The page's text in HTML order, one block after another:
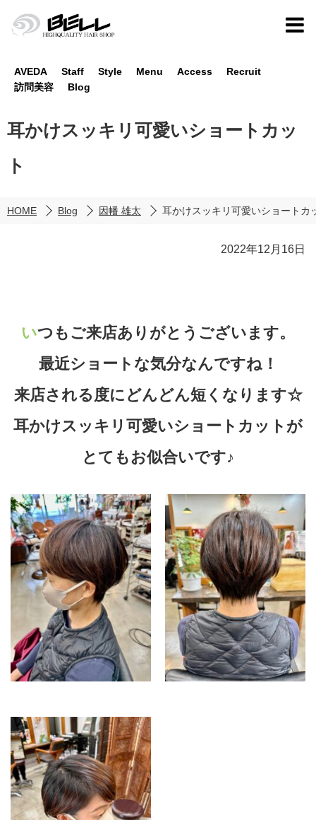
AVEDA Staff Style Menu Access
Recruit
訪問美容
Blog
耳かけスッキリ可愛いショートカッ
ト
HOME Blog 因幡 雄太 耳かけスッキリ可愛いショートカ
2022年12月16日
いつもご来店ありがとうございます。
最近ショートな気分なんですね！
来店される度にどんどん短くなります☆
耳かけスッキリ可愛いショートカットが
とてもお似合いです♪